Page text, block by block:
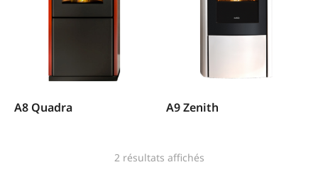
A8 Quadra A9 Zenith
2 résultats affichés